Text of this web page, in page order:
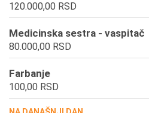
120.000,00 RSD
Medicinska sestra - vaspitač
80.000,00 RSD
Farbanje
100,00 RSD